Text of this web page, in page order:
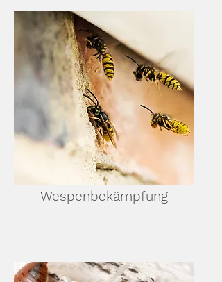
Wespenbekämpfung